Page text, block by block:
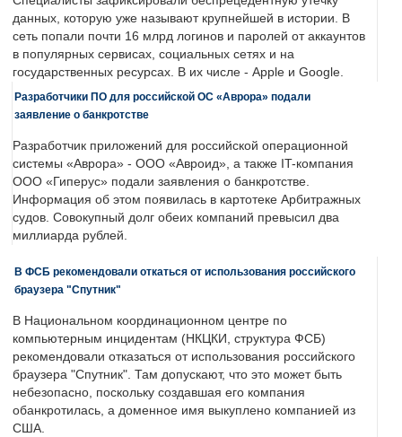
данных, которую уже называют крупнейшей в истории. В
сеть попали почти 16 млрд логинов и паролей от аккаунтов
в популярных сервисах, социальных сетях и на
государственных ресурсах. В их числе - Apple и Google.
Разработчики ПО для российской ОС «Аврора» подали
заявление о банкротстве
Разработчик приложений для российской операционной
системы «Аврора» - ООО «Авроид», а также IT-компания
ООО «Гиперус» подали заявления о банкротстве.
Информация об этом появилась в картотеке Арбитражных
судов. Совокупный долг обеих компаний превысил два
миллиарда рублей.
В ФСБ рекомендовали откаться от использования российского
браузера "Спутник"
В Национальном координационном центре по
компьютерным инцидентам (НКЦКИ, структура ФСБ)
рекомендовали отказаться от использования российского
браузера "Спутник". Там допускают, что это может быть
небезопасно, поскольку создавшая его компания
обанкротилась, а доменное имя выкуплено компанией из
США.